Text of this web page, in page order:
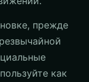
прежде
как